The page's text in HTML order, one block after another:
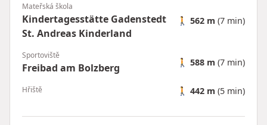
Mateřská škola
Kindertagesstätte Gadenstedt
St. Andreas Kinderland
🚶 562 m (7 min)
Sportoviště
Freibad am Bolzberg 🚶 588 m (7 min)
Hřiště 🚶 442 m (5 min)